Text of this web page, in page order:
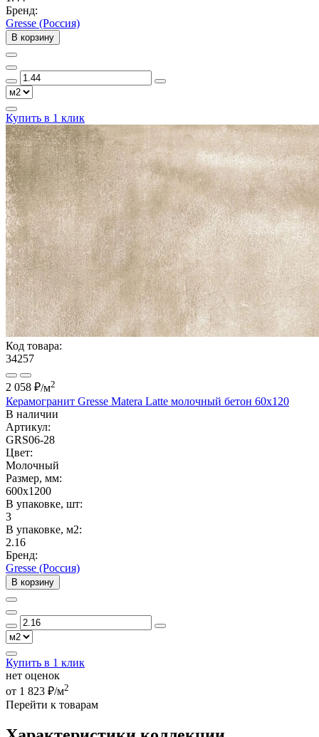
Бренд:
Gresse (Россия)
В корзину
Купить в 1 клик
Код товара:
34257
2 058 ₽/м2
Керамогранит Gresse Matera Latte молочный бетон 60х120
В наличии
Артикул:
GRS06-28
Цвет:
Молочный
Размер, мм:
600x1200
В упаковке, шт:
3
В упаковке, м2:
2.16
Бренд:
Gresse (Россия)
В корзину
Купить в 1 клик
нет оценок
от 1 823 ₽/м2
Перейти к товарам